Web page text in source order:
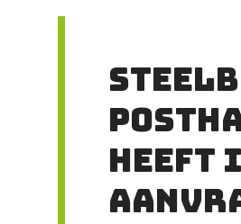
heeft